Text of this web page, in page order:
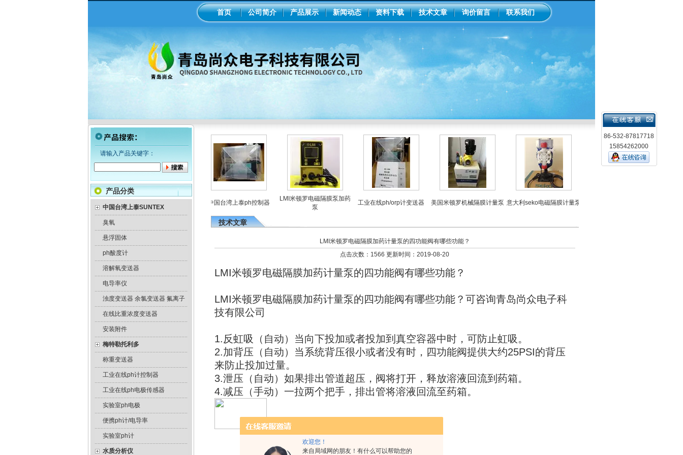
欢迎您！
来自局域网的朋友！有什么可以帮助您的
首页 公司简介 产品展示 新闻动态 资料下载 技术文章 询价留言 联系我们
请输入产品关键字：
产品分类
中国台湾上泰SUNTEX
臭氧
悬浮固体
ph酸度计
溶解氧变送器
电导率仪
浊度变送器 余氯变送器 氟离子
在线比重浓度变送器
安装附件
梅特勒托利多
称重变送器
工业在线ph计控制器
工业在线ph电极传感器
实验室ph电极
便携ph计/电导率
实验室ph计
水质分析仪
威尔顿气动隔膜泵P025 inpro3250梅特勒ph计电极 中国台湾上泰ph控制器
LMI米顿罗电磁隔膜泵加药
工业在线ph/orp计变送器 美国米顿罗机械隔膜计量泵 意大利seko电磁隔膜计量泵
技术文章
LMI米顿罗电磁隔膜加药计量泵的四功能阀有哪些功能？
点击次数：1566 更新时间：2019-08-20
LMI米顿罗电磁隔膜加药计量泵的四功能阀有哪些功能？
LMI米顿罗电磁隔膜加药计量泵的四功能阀有哪些功能？可咨询青岛尚众电子科
技有限公司
1.反虹吸（自动）当向下投加或者投加到真空容器中时，可防止虹吸。
2.加背压（自动）当系统背压很小或者没有时，四功能阀提供大约25PSI的背压
来防止投加过量。
3.泄压（自动）如果排出管道超压，阀将打开，释放溶液回流到药箱。
4.减压（手动）一拉两个把手，排出管将溶液回流至药箱。
86-532-87817718
15854262000